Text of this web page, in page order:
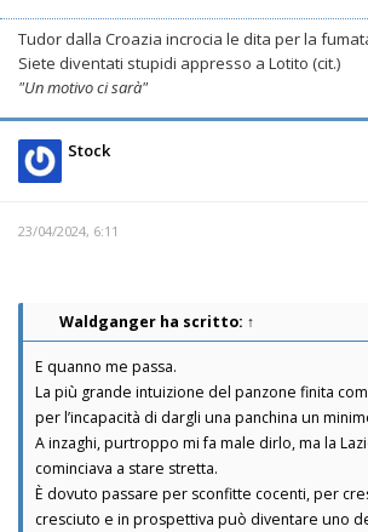
Tudor dalla Croazia incrocia le dita per la
Siete diventati stupidi appresso a Lotito (cit.)
"Un motivo ci sarà"
Stock
23/04/2024, 6:11
Waldganger ha scritto: ↑
E quanno me passa.
La più grande intuizione del panzone finita
per l’incapacità di dargli una panchina un
A inzaghi, purtroppo mi fa male dirlo, ma la
cominciava a stare stretta.
È dovuto passare per sconfitte cocenti, per
cresciuto e in prospettiva può diventare uno